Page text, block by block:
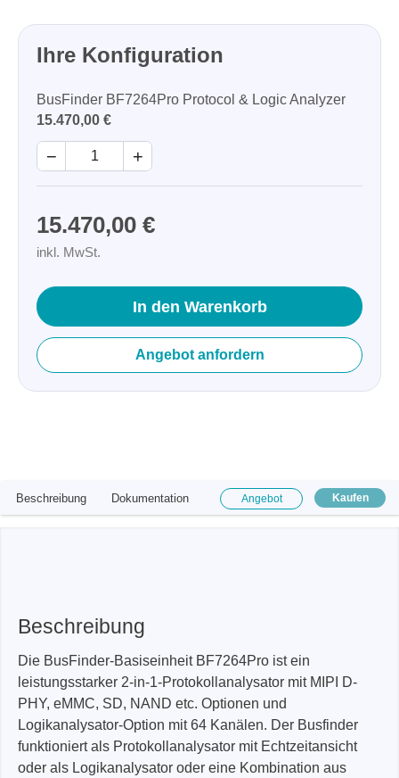
Ihre Konfiguration
BusFinder BF7264Pro Protocol & Logic Analyzer
15.470,00 €
− +
15.470,00 €
inkl. MwSt.
In den Warenkorb
Angebot anfordern
Beschreibung Dokumentation Angebot Kaufen
Beschreibung
Die BusFinder-Basiseinheit BF7264Pro ist ein
leistungsstarker 2-in-1-Protokollanalysator mit MIPI D-
PHY, eMMC, SD, NAND etc. Optionen und
Logikanalysator-Option mit 64 Kanälen. Der Busfinder
funktioniert als Protokollanalysator mit Echtzeitansicht
oder als Logikanalysator oder eine Kombination aus